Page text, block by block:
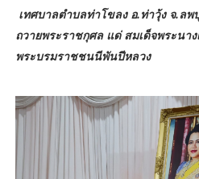
เทศบาลตำบลท่าโขลง อ.ท่าวุ้ง จ.ล
ถวายพระราชกุศล แด่ สมเด็จพระนา
พระบรมราชชนนีพันปีหลวง